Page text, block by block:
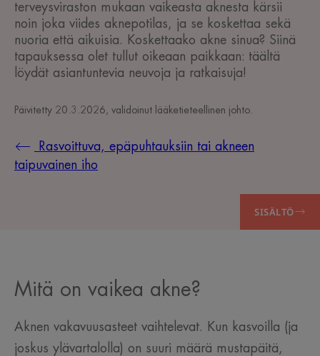
terveysviraston mukaan vaikeasta aknesta kärsii
noin joka viides aknepotilas, ja se koskettaa sekä
nuoria että aikuisia. Koskettaako akne sinua? Siinä
tapauksessa olet tullut oikeaan paikkaan: täältä
löydät asiantuntevia neuvoja ja ratkaisuja!
Päivitetty 20.3.2026 , validoinut lääketieteellinen johto
Rasvoittuva, epäpuhtauksiin tai akneen
taipuvainen iho
SISÄLTÖ
Mitä on vaikea akne?
Aknen vakavuusasteet vaihtelevat. Kun kasvoilla (ja
joskus ylävartalolla) on suuri määrä mustapäitä,